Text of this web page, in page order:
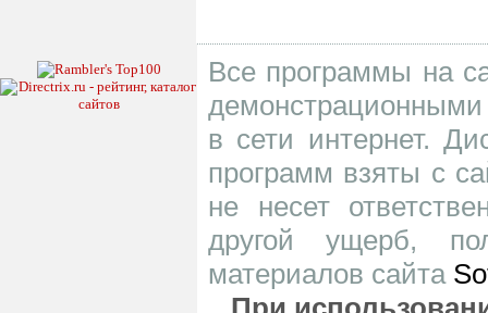
Все программы на
в сети интернет.
программ взяты с
не несет
другой ущерб,
материалов сайта